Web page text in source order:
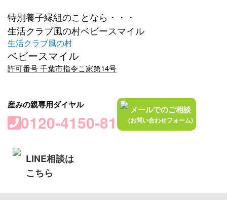
特別養子縁組のことなら・・・
生活クラブ風の村ベビースマイル
生活クラブ風の村
ベビースマイル
許可番号 千葉市指令こ家第14号
産みの親専用ダイヤル
0120-4150-81
メールでのご相談
(お問い合わせフォーム)
LINE相談は
こちら